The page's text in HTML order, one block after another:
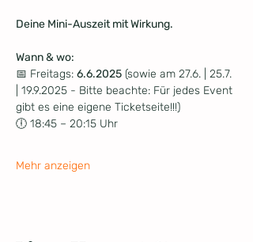
Deine Mini-Auszeit mit Wirkung.
Wann & wo:
📅 Freitags: 6.6.2025 (sowie am 27.6. | 25.7.
| 19.9.2025 - Bitte beachte: Für jedes Event
gibt es eine eigene Ticketseite!!!)
🕕 18:45 – 20:15 Uhr
Mehr anzeigen